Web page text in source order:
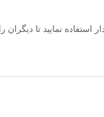
نمایید تا دیگران